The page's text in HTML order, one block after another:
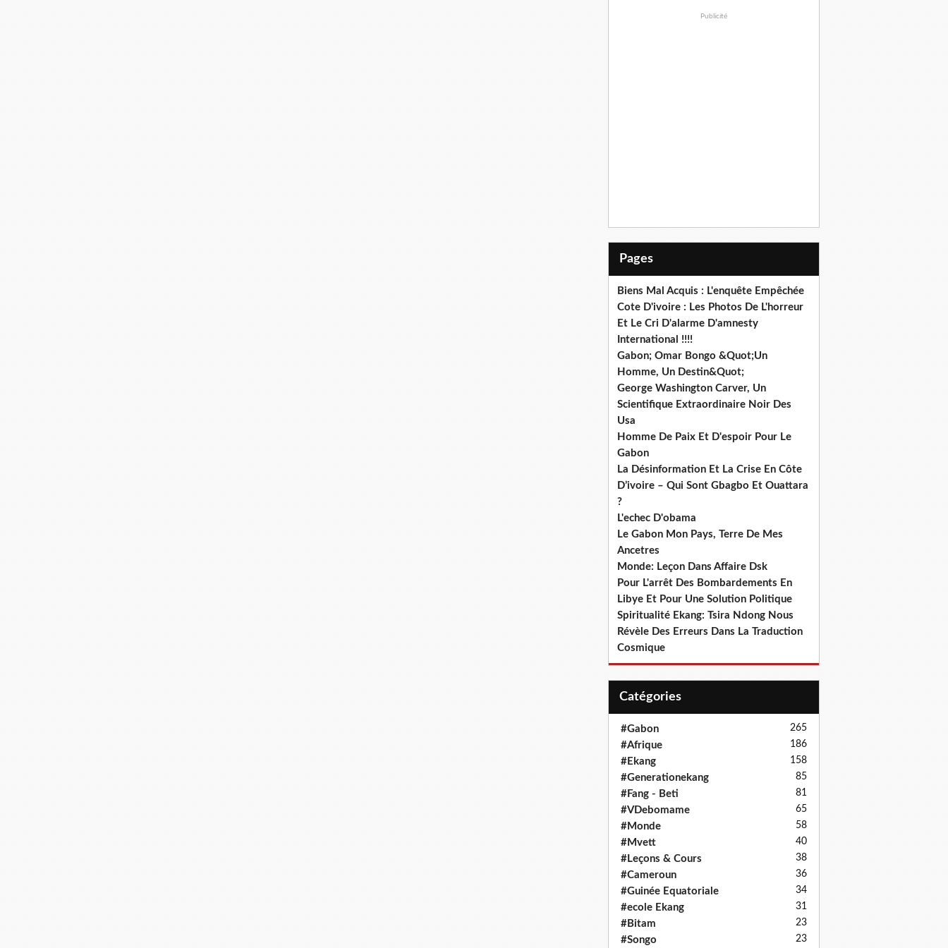
Publicité
Pages
Biens Mal Acquis : L'enquête Empêchée
Cote D'ivoire : Les Photos De L'horreur
Et Le Cri D'alarme D'amnesty
International !!!!
Gabon; Omar Bongo &Quot;Un
Homme, Un Destin&Quot;
George Washington Carver, Un
Scientifique Extraordinaire Noir Des
Usa
Homme De Paix Et D'espoir Pour Le
Gabon
La Désinformation Et La Crise En Côte
D’ivoire – Qui Sont Gbagbo Et Ouattara
?
L'echec D'obama
Le Gabon Mon Pays, Terre De Mes
Ancetres
Monde: Leçon Dans Affaire Dsk
Pour L'arrêt Des Bombardements En
Libye Et Pour Une Solution Politique
Spiritualité Ekang: Tsira Ndong Nous
Révèle Des Erreurs Dans La Traduction
Cosmique
Catégories
#Gabon 265
#Afrique 186
#Ekang 158
#Generationekang 85
#Fang - Beti 81
#VDebomame 65
#Monde 58
#Mvett 40
#Leçons & Cours 38
#Cameroun 36
#Guinée Equatoriale 34
#ecole Ekang 31
#Bitam 23
#Songo 23